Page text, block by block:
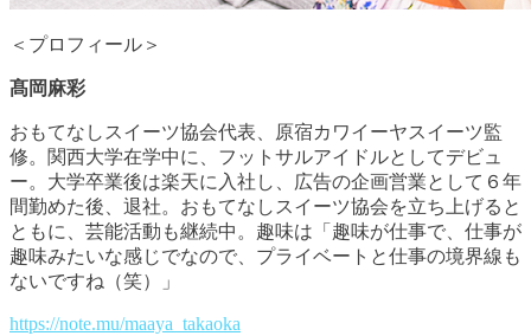
＜プロフィール＞
髙岡麻彩
おもてなしスイーツ協会代表、原宿カワイーヤスイーツ監
修。関西大学在学中に、フットサルアイドルとしてデビュ
ー。大学卒業後は楽天に入社し、広告の企画営業として６年
間勤めた後、退社。おもてなしスイーツ協会を立ち上げると
ともに、芸能活動も継続中。趣味は「趣味が仕事で、仕事が
趣味みたいな感じでなので、プライベートと仕事の境界線も
ないですね（笑）」
https://note.mu/maaya_takaoka